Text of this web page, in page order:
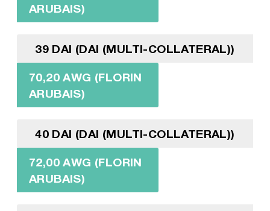
ARUBAIS)
39 DAI (DAI (MULTI-COLLATERAL))
70,20 AWG (FLORIN
ARUBAIS)
40 DAI (DAI (MULTI-COLLATERAL))
72,00 AWG (FLORIN
ARUBAIS)